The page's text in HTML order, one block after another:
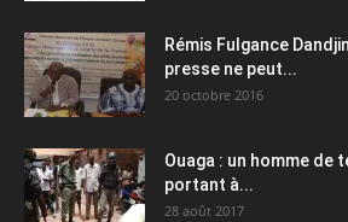
Rémis Fulgance
presse ne peut...
20 octobre 2016
Ouaga : un homme de
portant à...
28 août 2017